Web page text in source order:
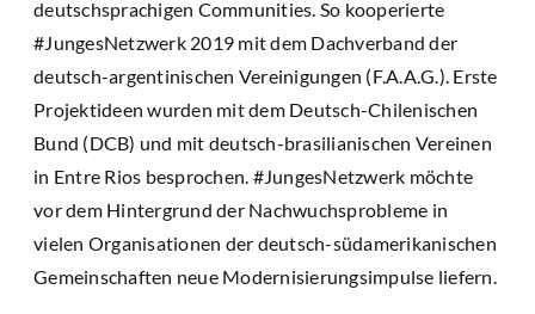
deutschsprachigen Communities. So kooperierte
#JungesNetzwerk 2019 mit dem Dachverband der
deutsch-argentinischen Vereinigungen (F.A.A.G.). Erste
Projektideen wurden mit dem Deutsch-Chilenischen
Bund (DCB) und mit deutsch-brasilianischen Vereinen
in Entre Rios besprochen. #JungesNetzwerk möchte
vor dem Hintergrund der Nachwuchsprobleme in
vielen Organisationen der deutsch-südamerikanischen
Gemeinschaften neue Modernisierungsimpulse liefern.